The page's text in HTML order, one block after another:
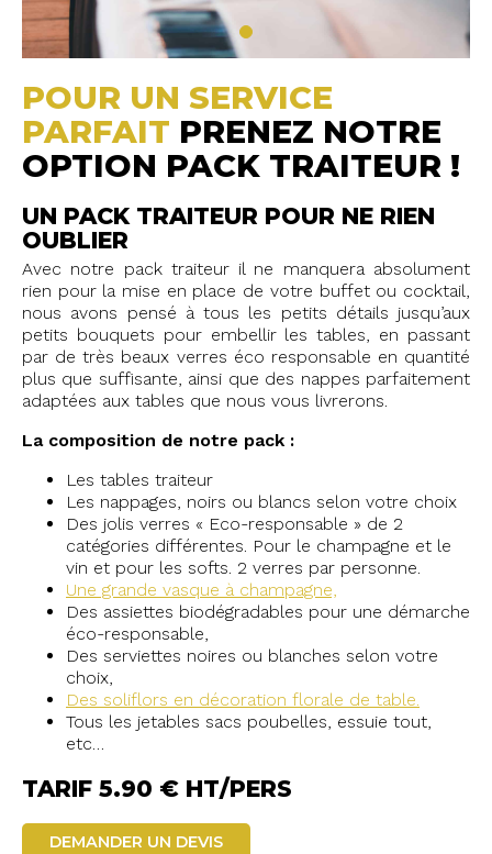
POUR UN SERVICE
PARFAIT PRENEZ NOTRE
OPTION PACK TRAITEUR !
UN PACK TRAITEUR POUR NE RIEN
OUBLIER
Avec notre pack traiteur il ne manquera absolument
rien pour la mise en place de votre buffet ou cocktail,
nous avons pensé à tous les petits détails jusqu’aux
petits bouquets pour embellir les tables, en passant
par de très beaux verres éco responsable en quantité
plus que suffisante, ainsi que des nappes parfaitement
adaptées aux tables que nous vous livrerons.
La composition de notre pack :
Les tables traiteur
Les nappages, noirs ou blancs selon votre choix
Des jolis verres « Eco-responsable » de 2
catégories différentes. Pour le champagne et le
vin et pour les softs. 2 verres par personne.
Une grande vasque à champagne,
Des assiettes biodégradables pour une démarche
éco-responsable,
Des serviettes noires ou blanches selon votre
choix,
Des soliflors en décoration florale de table.
Tous les jetables sacs poubelles, essuie tout,
etc…
TARIF 5.90 € HT/PERS
DEMANDER UN DEVIS